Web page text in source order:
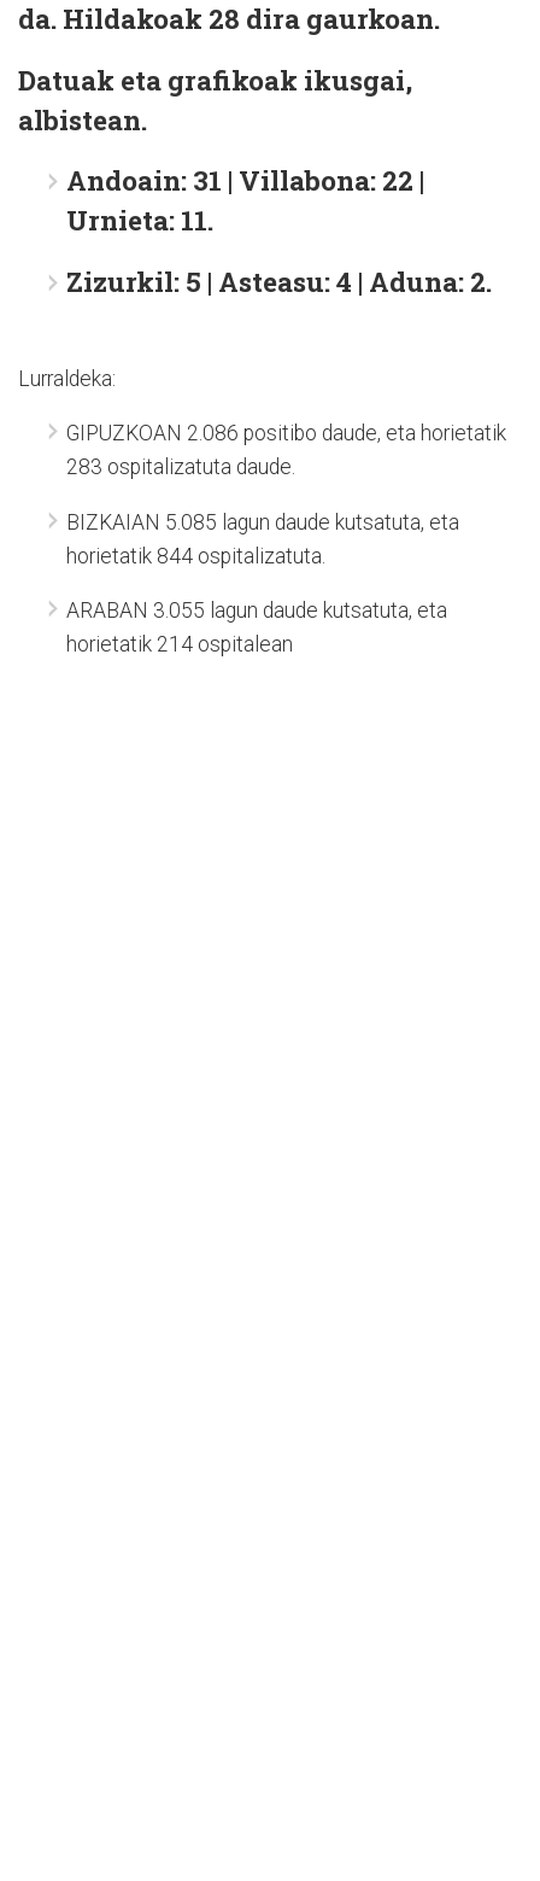
da. Hildakoak 28 dira gaurkoan.
Datuak eta grafikoak ikusgai,
albistean.
Andoain: 31 | Villabona: 22 |
Urnieta: 11.
Zizurkil: 5 | Asteasu: 4 | Aduna: 2.
Lurraldeka:
GIPUZKOAN 2.086 positibo daude, eta horietatik
283 ospitalizatuta daude.
BIZKAIAN 5.085 lagun daude kutsatuta, eta
horietatik 844 ospitalizatuta.
ARABAN 3.055 lagun daude kutsatuta, eta
horietatik 214 ospitalean